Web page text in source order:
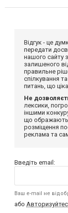
Відгук - це
передати
нашого сайту
залишеного
правильне
спілкування
питань, що
Не
лексики,
іншими
що ображають
розміщення
реклама та
Введіть email:
Ваш e-mail не
або